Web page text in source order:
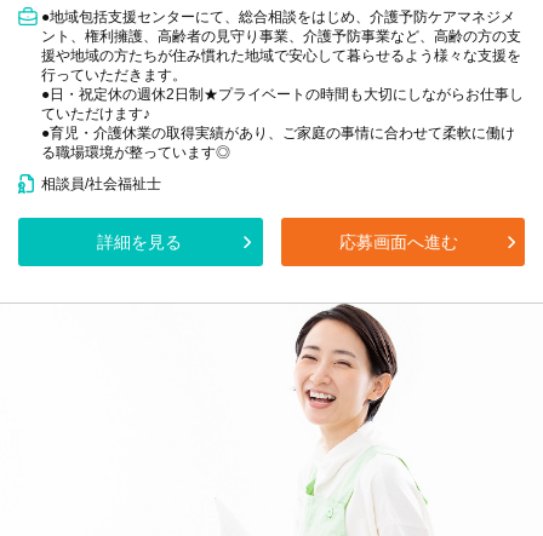
●地域包括支援センターにて、総合相談をはじめ、介護予防ケアマネジメ
ント、権利擁護、高齢者の見守り事業、介護予防事業など、高齢の方の支
援や地域の方たちが住み慣れた地域で安心して暮らせるよう様々な支援を
行っていただきます。
●日・祝定休の週休2日制★プライベートの時間も大切にしながらお仕事し
ていただけます♪
●育児・介護休業の取得実績があり、ご家庭の事情に合わせて柔軟に働け
る職場環境が整っています◎
相談員/社会福祉士
詳細を見る 応募画面へ進む